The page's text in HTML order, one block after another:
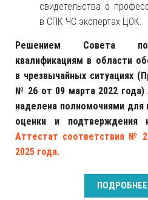
свидетельства о
в СПК ЧС экспертах ЦОК.
Решением Совета по
квалификациям в области
в чрезвычайных ситуациях
№ 26 от 09 марта 2022
наделена полномочиями для
оценки и подтверждения
Аттестат соответствия №
2025 года.